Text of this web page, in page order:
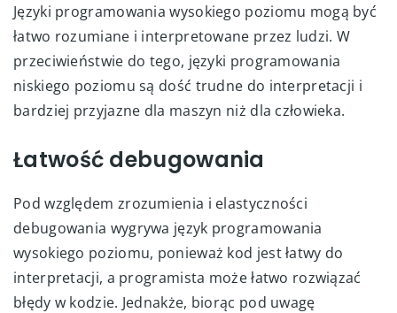
Języki programowania wysokiego poziomu mogą być
łatwo rozumiane i interpretowane przez ludzi. W
przeciwieństwie do tego, języki programowania
niskiego poziomu są dość trudne do interpretacji i
bardziej przyjazne dla maszyn niż dla człowieka.
Łatwość debugowania
Pod względem zrozumienia i elastyczności
debugowania wygrywa język programowania
wysokiego poziomu, ponieważ kod jest łatwy do
interpretacji, a programista może łatwo rozwiązać
błędy w kodzie. Jednakże, biorąc pod uwagę